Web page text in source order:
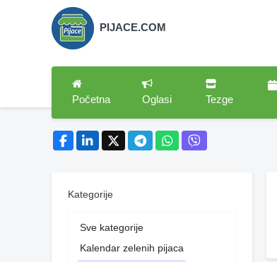
PIJACE.COM
Početna Oglasi Tezge
Kategorije
Sve kategorije
Kalendar zelenih pijaca